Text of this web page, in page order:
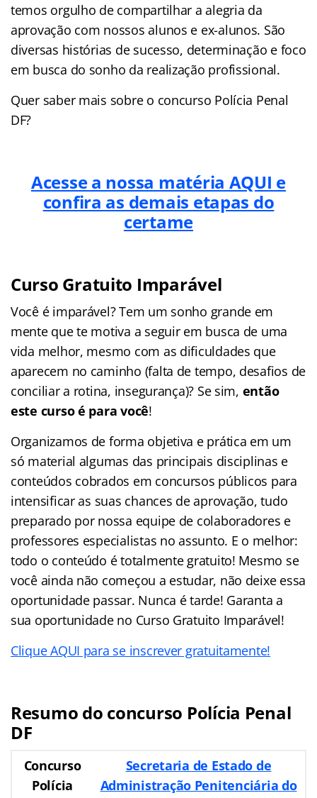
temos orgulho de compartilhar a alegria da
aprovação com nossos alunos e ex-alunos. São
diversas histórias de sucesso, determinação e foco
em busca do sonho da realização profissional.
Quer saber mais sobre o concurso Polícia Penal
DF?
Acesse a nossa matéria AQUI e
confira as demais etapas do
certame
Curso Gratuito Imparável
Você é imparável? Tem um sonho grande em
mente que te motiva a seguir em busca de uma
vida melhor, mesmo com as dificuldades que
aparecem no caminho (falta de tempo, desafios de
conciliar a rotina, insegurança)? Se sim, então
este curso é para você!
Organizamos de forma objetiva e prática em um
só material algumas das principais disciplinas e
conteúdos cobrados em concursos públicos para
intensificar as suas chances de aprovação, tudo
preparado por nossa equipe de colaboradores e
professores especialistas no assunto. E o melhor:
todo o conteúdo é totalmente gratuito! Mesmo se
você ainda não começou a estudar, não deixe essa
oportunidade passar. Nunca é tarde! Garanta a
sua oportunidade no Curso Gratuito Imparável!
Clique AQUI para se inscrever gratuitamente!
Resumo do concurso Polícia Penal
DF
Concurso
Polícia
Secretaria de Estado de
Administração Penitenciária do